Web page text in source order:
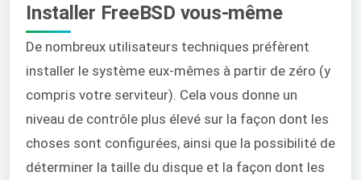
Installer FreeBSD vous-même
De nombreux utilisateurs techniques préfèrent
installer le système eux-mêmes à partir de zéro (y
compris votre serviteur). Cela vous donne un
niveau de contrôle plus élevé sur la façon dont les
choses sont configurées, ainsi que la possibilité de
déterminer la taille du disque et la façon dont les